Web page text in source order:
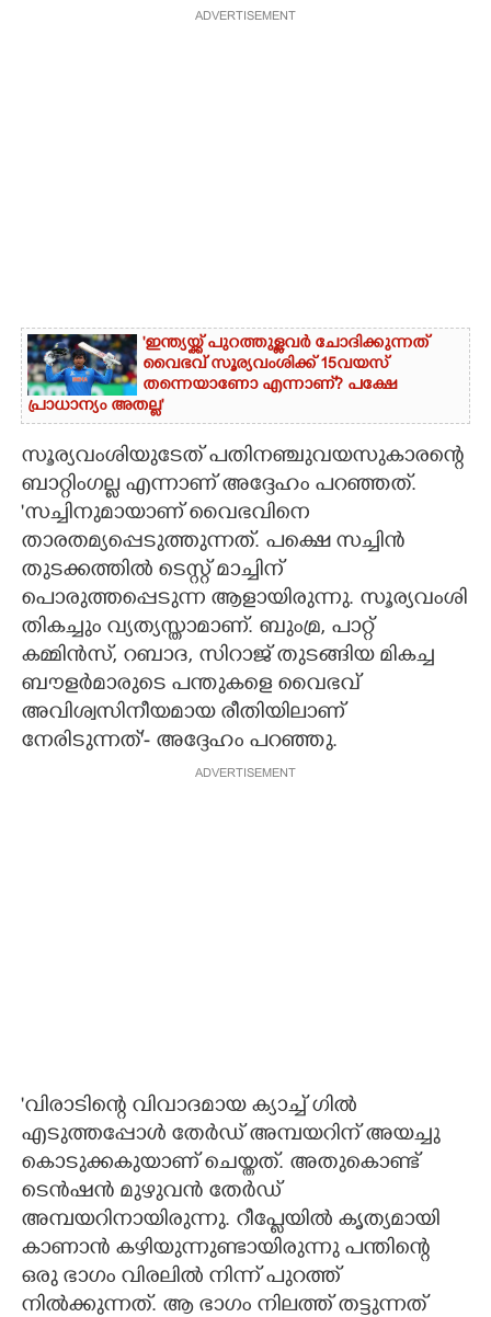
ADVERTISEMENT
'ഇന്ത്യയ്ക്ക് പുറത്തുള്ളവർ ചോദിക്കുന്നത്
വൈഭവ് സൂര്യവംശിക്ക് 15വയസ്
തന്നെയാണോ എന്നാണ്? പക്ഷേ
പ്രാധാന്യം അതല്ല'
സൂര്യവംശിയുടേത് പതിനഞ്ചുവയസുകാരന്റെ
ബാറ്റിംഗല്ല എന്നാണ് അദ്ദേഹം പറഞ്ഞത്.
'സച്ചിനുമായാണ് വൈഭവിനെ
താരതമ്യപ്പെടുത്തുന്നത്. പക്ഷെ സച്ചിൻ
തുടക്കത്തിൽ ടെസ്റ്റ് മാച്ചിന്
പൊരുത്തപ്പെടുന്ന ആളായിരുന്നു. സൂര്യവംശി
തികച്ചും വ്യത്യസ്താമാണ്. ബുംമ്ര,​ പാറ്റ്
കമ്മിൻസ്,​ റബാദ,​ സിറാജ് തുടങ്ങിയ മികച്ച
ബൗളർമാരുടെ പന്തുകളെ വൈഭവ്
അവിശ്വസിനീയമായ രീതിയിലാണ്
നേരിടുന്നത്'- അദ്ദേഹം പറ‍ഞ്ഞു.
ADVERTISEMENT
'വിരാടിന്റെ വിവാദമായ ക്യാച്ച് ഗിൽ
എടുത്തപ്പോൾ തേർഡ് അമ്പയറിന് അയച്ചു
കൊടുക്കകുയാണ് ചെയ്തത്. അതുകൊണ്ട്
ടെൻഷൻ മുഴുവൻ തേർഡ്
അമ്പയറിനായിരുന്നു. റീപ്ലേയിൽ കൃത്യമായി
കാണാൻ കഴിയുന്നുണ്ടായിരുന്നു പന്തിന്റെ
ഒരു ഭാഗം വിരലിൽ നിന്ന് പുറത്ത്
നിൽക്കുന്നത്. ആ ഭാഗം നിലത്ത് തട്ടുന്നത്